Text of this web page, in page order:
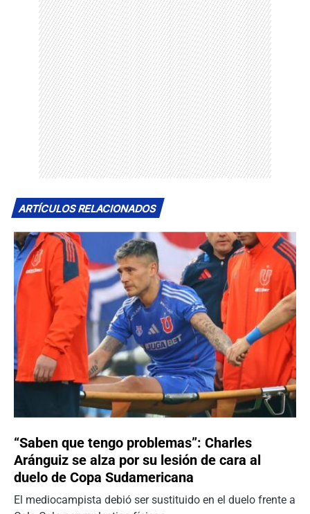
ARTÍCULOS RELACIONADOS
“Saben que tengo problemas”: Charles
Aránguiz se alza por su lesión de cara al
duelo de Copa Sudamericana
El mediocampista debió ser sustituido en el duelo frente a